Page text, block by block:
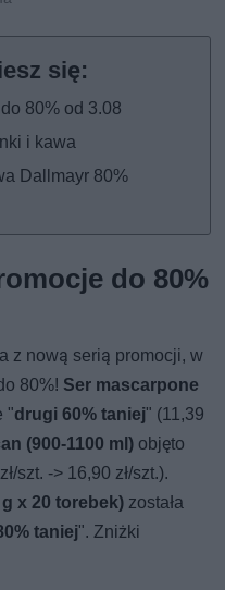
80% od 3.08
i kawa
Dallmayr 80%
do 80%
z nową serią promocji, w
80%! Ser mascarpone
"drugi 60% taniej" (11,39
(900-1100 ml) objęto
szt. -> 16,90 zł/szt.).
x 20 torebek) została
taniej". Zniżki